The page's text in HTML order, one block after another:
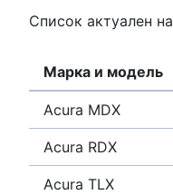
Список актуален на
Марка и модель
Acura MDX
Acura RDX
Acura TLX